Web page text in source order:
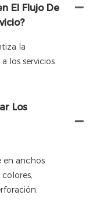
El Flujo De
la
los servicios
Los
en anchos